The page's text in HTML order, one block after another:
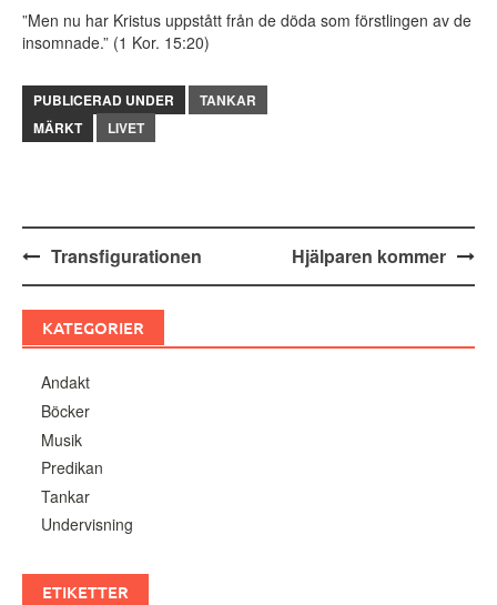
”Men nu har Kristus uppstått från de döda som förstlingen av de
insomnade.” (1 Kor. 15:20)
PUBLICERAD UNDER
TANKAR
MÄRKT
LIVET
Inläggsnavigering
Transfigurationen Hjälparen kommer
KATEGORIER
Andakt
Böcker
Musik
Predikan
Tankar
Undervisning
ETIKETTER